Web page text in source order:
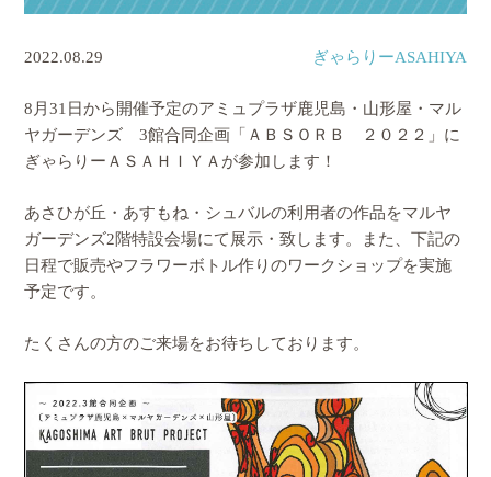
ぎゃらりーASAHIYA
2022.08.29
8月31日から開催予定のアミュプラザ鹿児島・山形屋・マル
ヤガーデンズ 3館合同企画「ＡＢＳＯＲＢ ２０２２」に
ぎゃらりーＡＳＡＨＩＹＡが参加します！
あさひが丘・あすもね・シュバルの利用者の作品をマルヤ
ガーデンズ2階特設会場にて展示・致します。また、下記の
日程で販売やフラワーボトル作りのワークショップを実施
予定です。
たくさんの方のご来場をお待ちしております。